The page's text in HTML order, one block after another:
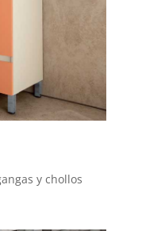
y chollos